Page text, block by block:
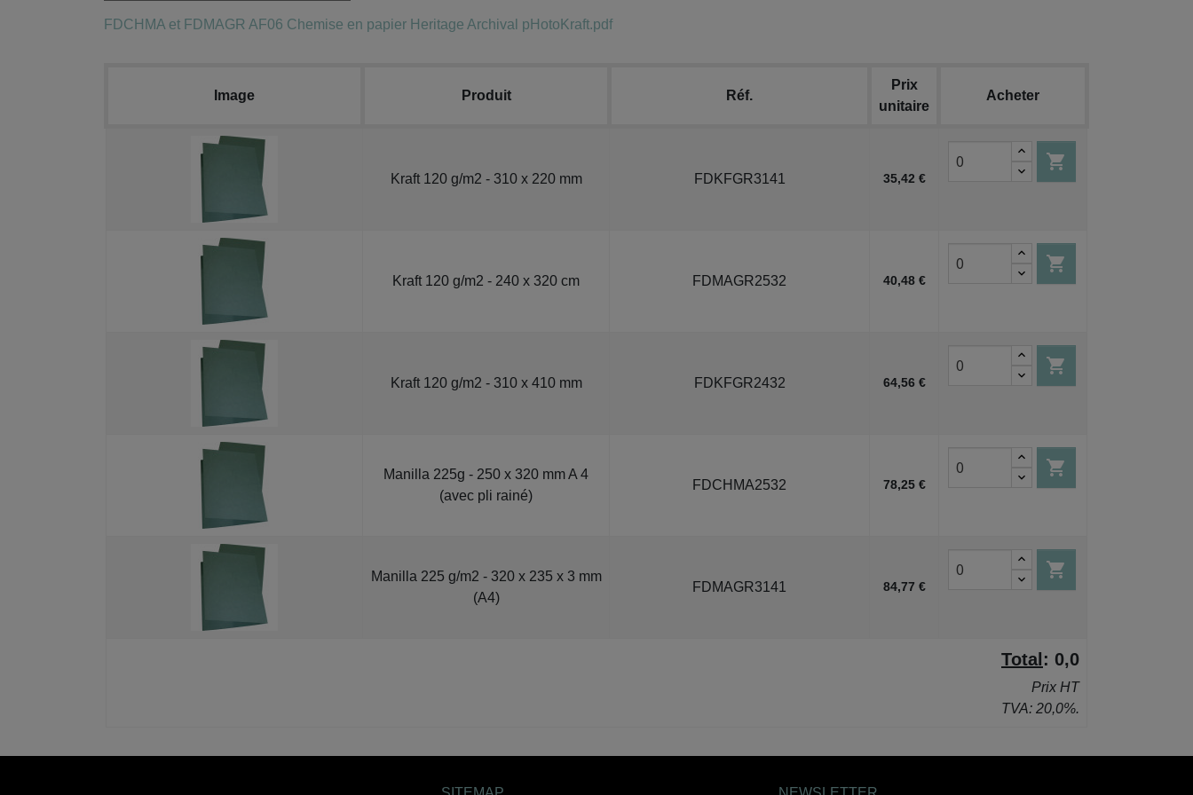
FDCHMA et FDMAGR AF06 Chemise en papier Heritage Archival pHotoKraft.pdf
Image Produit Réf.
Prix
unitaire
Acheter
Kraft 120 g/m2 - 310 x 220 mm FDKFGR3141 35,42 €

Kraft 120 g/m2 - 240 x 320 cm FDMAGR2532 40,48 €

Kraft 120 g/m2 - 310 x 410 mm FDKFGR2432 64,56 €

Manilla 225g - 250 x 320 mm A 4
(avec pli rainé)
FDCHMA2532 78,25 €

Manilla 225 g/m2 - 320 x 235 x 3 mm
(A4)
FDMAGR3141 84,77 €

Total : 0,0
Prix HT
TVA: 20,0%.